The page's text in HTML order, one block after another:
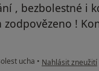
, bezbolestné i
zodpovězeno !
ucha • podle názoru
Nahlásit zneužití